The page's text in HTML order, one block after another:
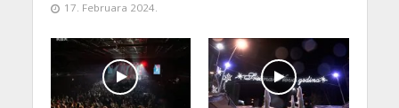
17. Februara 2024.